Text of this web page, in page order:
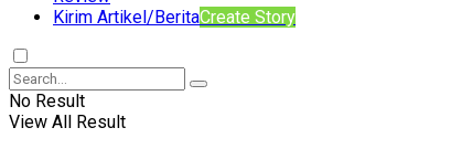
Kirim Artikel/BeritaCreate Story
No Result
View All Result